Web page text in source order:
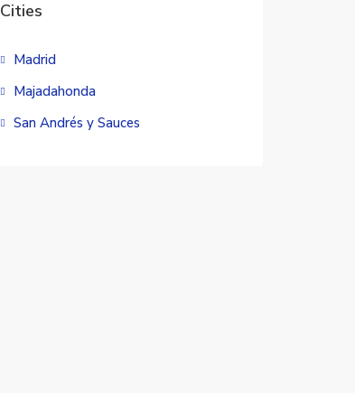
Cities
Madrid
Majadahonda
San Andrés y Sauces